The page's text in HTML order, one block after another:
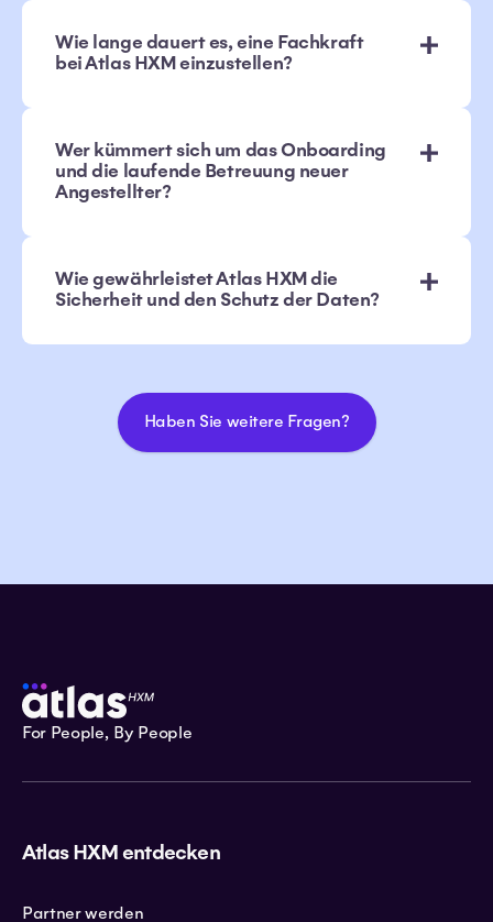
Wie lange dauert es, eine Fachkraft
bei Atlas HXM einzustellen?
Wer kümmert sich um das Onboarding
und die laufende Betreuung neuer
Angestellter?
Wie gewährleistet Atlas HXM die
Sicherheit und den Schutz der Daten?
Haben Sie weitere Fragen?
For People, By People
Atlas HXM entdecken
Partner werden